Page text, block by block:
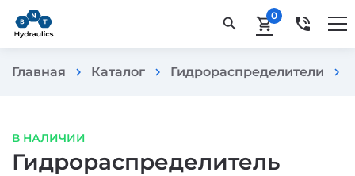
search shopping_cart0 phone_in_talk
Главная chevron_right Каталог chevron_right Гидрораспределители chevron_right
В НАЛИЧИИ
Гидрораспределитель